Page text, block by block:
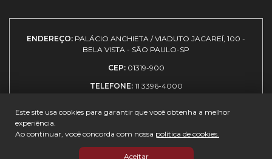
ENDEREÇO: PALÁCIO ANCHIETA / VIADUTO JACAREÍ, 100 -
BELA VISTA - SÃO PAULO-SP
CEP: 01319-900
TELEFONE: 11 3396-4000
Expediente|
Política de
|
Como
|
Guia de
Este site usa cookies para garantir que você obtenha a melhor
experiência.
Ao continuar, você concorda com nossa política de cookies.
Aceitar